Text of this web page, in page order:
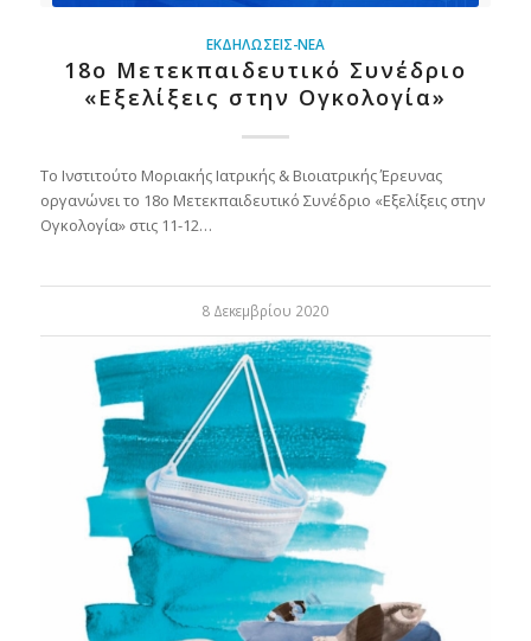
ΕΚΔΗΛΏΣΕΙΣ-ΝΈΑ
18o Μετεκπαιδευτικό Συνέδριο
«Εξελίξεις στην Ογκολογία»
Το Ινστιτούτο Μοριακής Ιατρικής & Βιοιατρικής Έρευνας
οργανώνει το 18o Μετεκπαιδευτικό Συνέδριο «Εξελίξεις στην
Ογκολογία» στις 11-12…
8 Δεκεμβρίου 2020